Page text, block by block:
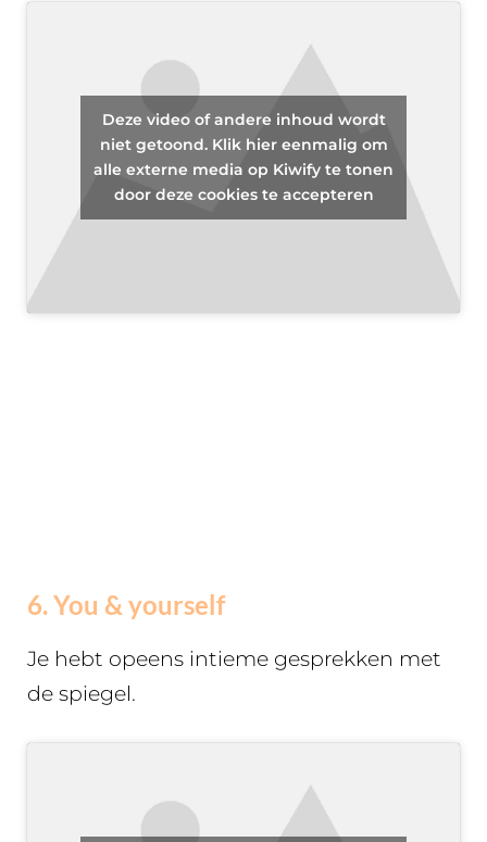
Deze video of andere inhoud wordt
niet getoond. Klik hier eenmalig om
alle externe media op Kiwify te tonen
door deze cookies te accepteren
6. You & yourself
Je hebt opeens intieme gesprekken met
de spiegel.